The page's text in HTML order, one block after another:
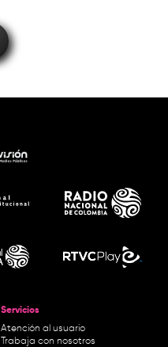
Servicios
Atención al usuario
Trabaja con nosotros